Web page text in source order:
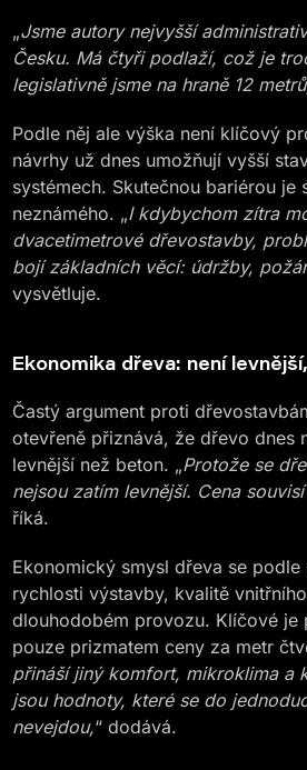
„Jsme autory nejvyšší
Česku. Má čtyři podlaží, což je
legislativně jsme na hraně 12
Podle něj ale výška není klíčový
návrhy už dnes umožňují vyšší
systémech. Skutečnou bariérou je
neznámého. „I kdybychom zítra
dvacetimetrové dřevostavby,
bojí základních věcí: údržby,
vysvětluje.
Ekonomika dřeva: není
Častý argument proti
otevřeně přiznává, že dřevo dnes
levnější než beton. „Protože se
nejsou zatím levnější. Cena
říká.
Ekonomický smysl dřeva se
rychlosti výstavby, kvalitě
dlouhodobém provozu. Klíčové je
pouze prizmatem ceny za metr
přináší jiný komfort, mikroklima a
jsou hodnoty, které se do
nevejdou,“ dodává.